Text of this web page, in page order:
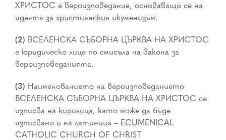
ХРИСТОС е вероизповедание, основаващо се на
идеята за християнския икуменизъм.
(2) ВСЕЛЕНСКА СЪБОРНА ЦЪРКВА НА ХРИСТОС
е юридическо лице по смисъла на Закона за
вероизповеданията.
(3) Наименованието на вероизповеданието
ВСЕЛЕНСКА СЪБОРНА ЦЪРКВА НА ХРИСТОС се
изписва на кирилица, като може да бъде
изписвано и на латиница – ECUMENICAL
CATHOLIC CHURCH OF CHRIST